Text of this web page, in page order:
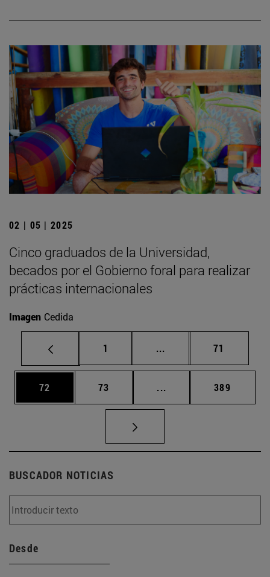
02 | 05 | 2025
Cinco graduados de la Universidad,
becados por el Gobierno foral para realizar
prácticas internacionales
Imagen Cedida
Página
1 ... Páginas intermedias
Página
71
Página
72 Página
73 ... Páginas intermedias
Página
389
BUSCADOR NOTICIAS
Desde